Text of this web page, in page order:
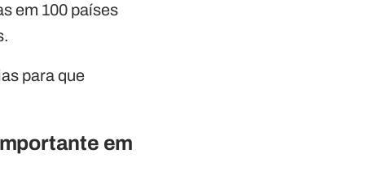
em 100 países
para que
em